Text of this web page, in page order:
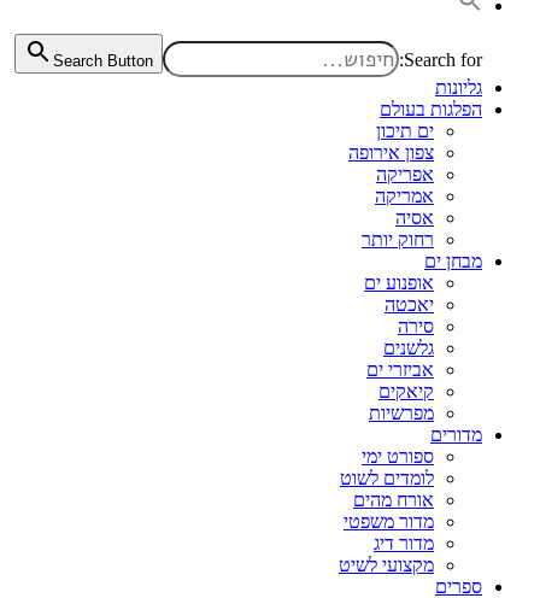
Search for:
Search Button
גליונות
הפלגות בעולם
ים תיכון
צפון אירופה
אפריקה
אמריקה
אסיה
רחוק יותר
מבחן ים
אופנוע ים
יאכטה
סירה
גלשנים
אביזרי ים
קיאקים
מפרשיות
מדורים
ספורט ימי
לומדים לשוט
אורח מהים
מדור משפטי
מדור דיג
מקצועי לשיט
ספרים